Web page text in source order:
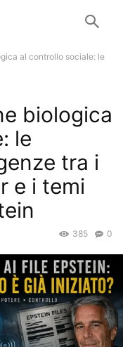
al controllo sociale: le
biologica
le
tra i
e i temi
0
385